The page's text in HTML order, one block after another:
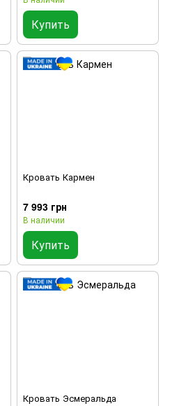
Купить
Кровать Кармен
7 993 грн
В наличии
Купить
Кровать Эсмеральда